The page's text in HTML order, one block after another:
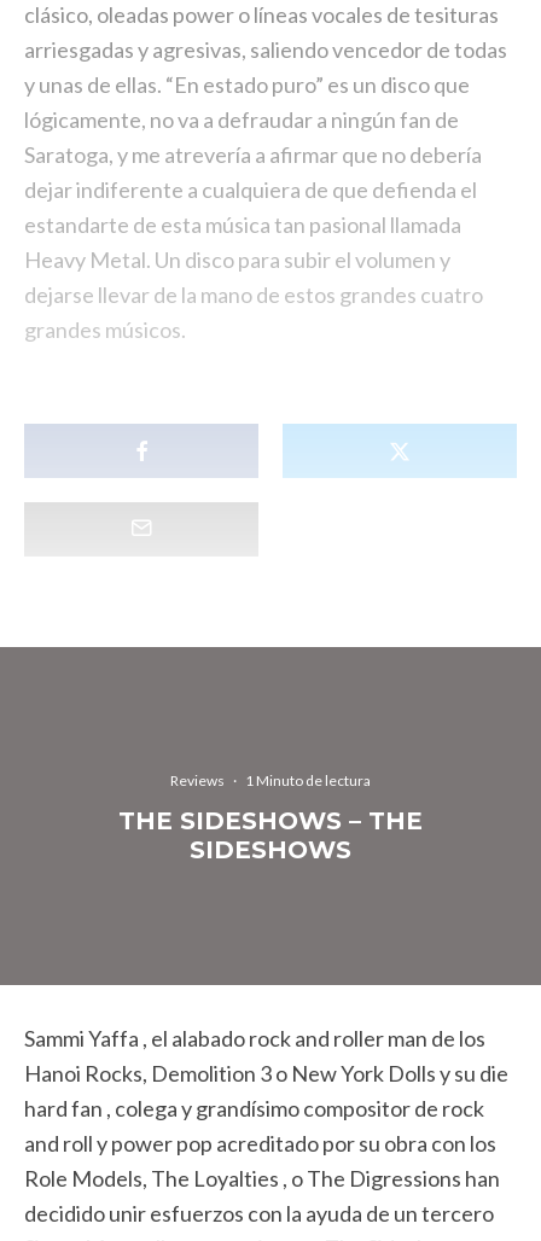
clásico, oleadas power o líneas vocales de tesituras
arriesgadas y agresivas, saliendo vencedor de todas
y unas de ellas. “En estado puro” es un disco que
lógicamente, no va a defraudar a ningún fan de
Saratoga, y me atrevería a afirmar que no debería
dejar indiferente a cualquiera de que defienda el
estandarte de esta música tan pasional llamada
Heavy Metal. Un disco para subir el volumen y
dejarse llevar de la mano de estos grandes cuatro
grandes músicos.
Reviews · 1 Minuto de lectura
THE SIDESHOWS – THE
SIDESHOWS
Sammi Yaffa , el alabado rock and roller man de los
Hanoi Rocks, Demolition 3 o New York Dolls y su die
hard fan , colega y grandísimo compositor de rock
and roll y power pop acreditado por su obra con los
Role Models, The Loyalties , o The Digressions han
decidido unir esfuerzos con la ayuda de un tercero